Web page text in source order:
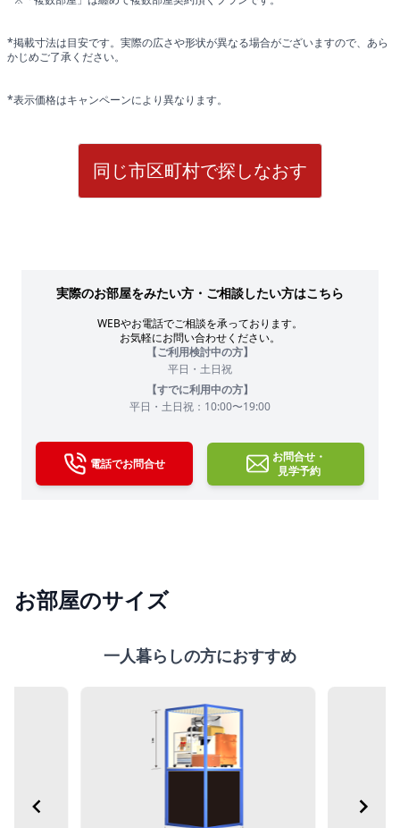
*掲載寸法は目安です。実際の広さや形状が異なる場合がございますので、あら
かじめご了承ください。
*表示価格はキャンペーンにより異なります。
同じ市区町村で探しなおす
実際のお部屋をみたい方・ご相談したい方はこちら
WEBやお電話でご相談を承っております。
お気軽にお問い合わせください。
【ご利用検討中の方】
平日・土日祝
【すでに利用中の方】
平日・土日祝：10:00〜19:00
電話でお問合せ
お問合せ・
見学予約
お部屋のサイズ
一人暮らしの方におすすめ